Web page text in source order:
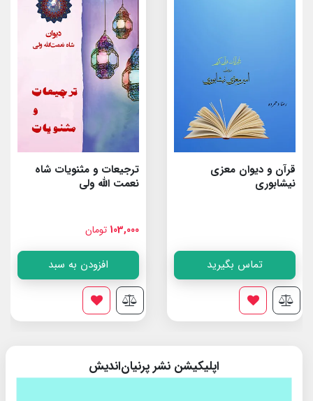
قرآن و دیوان معزی
نیشابوری
تماس بگیرید
ترجیعات و مثنویات شاه
نعمت الله ولى
103,000 تومان
افزودن به سبد
اپلیکیشن نشر پرنیان‌اندیش